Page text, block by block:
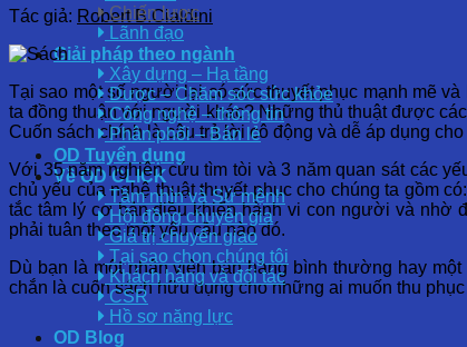
Chiến lược
Lãnh đạo
Giải pháp theo ngành
Xây dựng – Hạ tầng
Dược – Chăm sóc sức khỏe
Công nghệ – thông tin
Phân phối – Bán lẻ
OD Tuyển dụng
Về OD CLICK
Tầm nhìn và Sứ mệnh
Hội đồng chuyên gia
Giá trị chuyển giao
Tại sao chọn chúng tôi
Khách hàng và đối tác
CSR
Hồ sơ năng lực
OD Blog
Tác giả: Robert B.Cialdini
Tại sao một số người lại có sức thuyết phục mạnh mẽ
ta đồng thuận với người khác? Những thủ thuật được
Cuốn sách chính là câu trả lời cô động và dễ áp dụng
Với 35 năm nghiên cứu tìm tòi và 3 năm quan sát các
chủ yếu của nghệ thuật thuyết phục cho chúng ta gồm
tắc tâm lý cơ bản điều khiển hành vi con người và nhờ
phải tuân theo một yêu cầu nào đó.
Dù bạn là một nhân viên bán hàng bình thường hay
chắn là cuốn sách hữu dụng cho những ai muốn thu